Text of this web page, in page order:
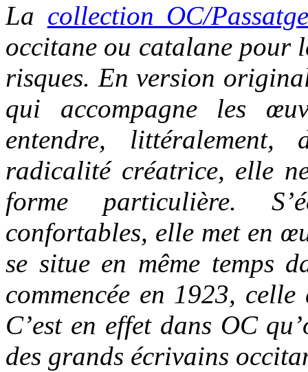
La collection OC/Passatg
occitane ou catalane pour
risques. En version
qui accompagne les
entendre,
radicalité créatrice, elle
forme particulière.
confortables, elle met en
se situe en même temps
commencée en 1923,
C’est en effet dans OC
des grands écrivains